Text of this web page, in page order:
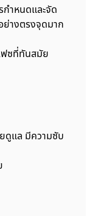
กำหนดและจัด
างตรงจุดมาก
ฟซที่ทันสมัย
ดูแล มีความซับ